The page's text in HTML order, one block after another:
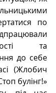
по
та
до себе
(Жлобич
булінг!»